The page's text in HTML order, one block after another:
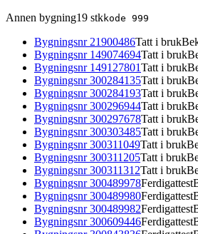
Annen bygning19 stkkode 999
Bygningsnr 21900486Tatt i bruk
Bygningsnr 149074694Tatt i bruk
Bygningsnr 149127801Tatt i bruk
Bygningsnr300284135Tatt i bruk
Bygningsnr300284193Tatt i bruk
Bygningsnr300296944Tatt i bruk
Bygningsnr300297678Tatt i bruk
Bygningsnr300303485Tatt i bruk
Bygningsnr300311049Tatt i bruk
Bygningsnr300311205Tatt i bruk
Bygningsnr300311312Tatt i bruk
Bygningsnr300489978Ferdigattest
Bygningsnr300489980Ferdigattest
Bygningsnr300489982Ferdigattest
Bygningsnr300609446Ferdigattest